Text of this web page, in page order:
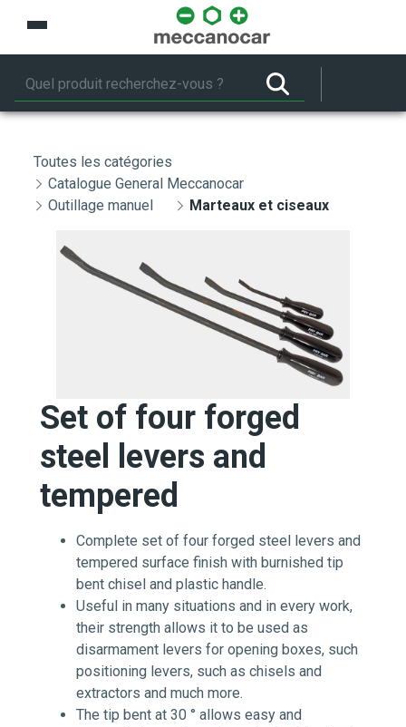
Saut au contenu principal
Toutes les catégories
Catalogue General Meccanocar
Outillage manuel
Marteaux et ciseaux
Set of four forged
steel levers and
tempered
Complete set of four forged steel levers and
tempered surface finish with burnished tip
bent chisel and plastic handle.
Useful in many situations and in every work,
their strength allows it to be used as
disarmament levers for opening boxes, such
positioning levers, such as chisels and
extractors and much more.
The tip bent at 30 ° allows easy and